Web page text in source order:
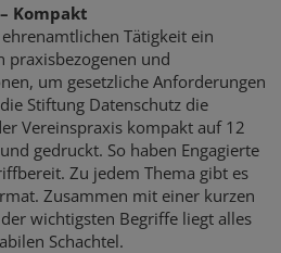
Kompakt
Tätigkeit ein
praxisbezogenen und
um gesetzliche Anforderungen
Stiftung Datenschutz die
Vereinspraxis kompakt auf 12
gedruckt. So haben Engagierte
Zu jedem Thema gibt es
Zusammen mit einer kurzen
wichtigsten Begriffe liegt alles
Schachtel.